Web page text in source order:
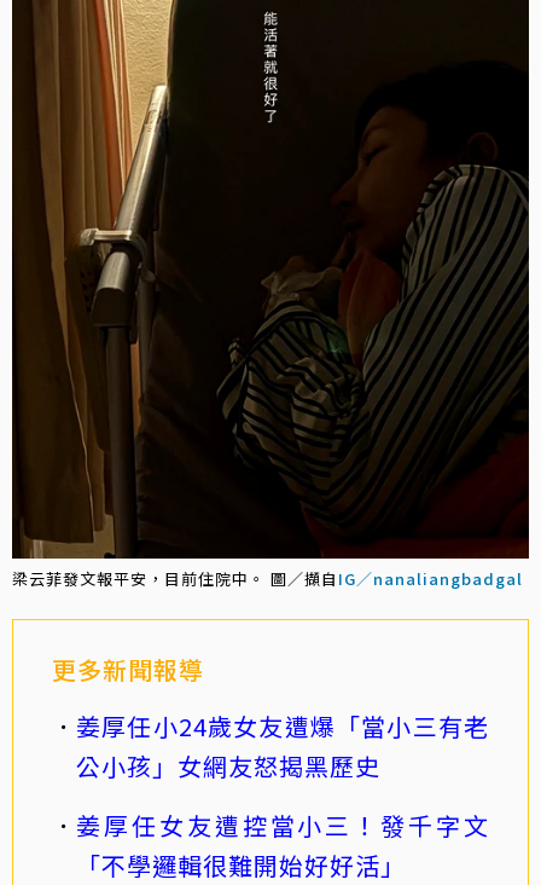
梁云菲發文報平安，目前住院中。 圖／擷自 IG／nanaliangbadgal
更多新聞報導
姜厚任小24歲女友遭爆「當小三有老
公小孩」女網友怒揭黑歷史
姜厚任女友遭控當小三！發千字文
「不學邏輯很難開始好好活」